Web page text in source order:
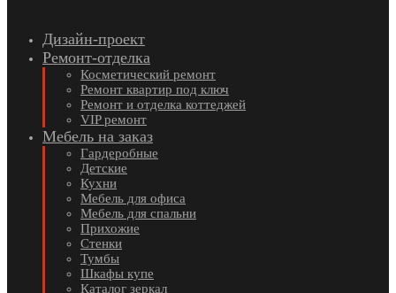
Дизайн-проект
Ремонт-отделка
Косметический ремонт
Ремонт квартир под ключ
Ремонт и отделка коттеджей
VIP ремонт
Мебель на заказ
Гардеробные
Детские
Кухни
Мебель для офиса
Мебель для спальни
Прихожие
Стенки
Тумбы
Шкафы купе
Каталог зеркал